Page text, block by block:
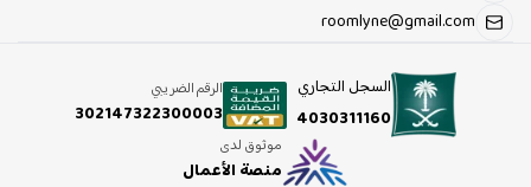
roomlyne@gmail.com
السجل التجاري
4030311160
الرقم الضريبي
302147322300003
موثوق لدى
منصة الأعمال